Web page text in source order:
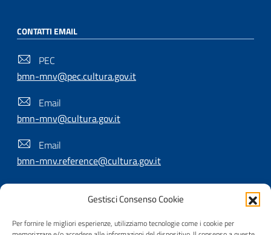
Gestisci Consenso Cookie
Per fornire le migliori esperienze, utilizziamo tecnologie come i cookie per
CONTATTI EMAIL
PEC
bmn-mnv@pec.cultura.gov.it
Email
bmn-mnv@cultura.gov.it
Email
bmn-mnv.reference@cultura.gov.it